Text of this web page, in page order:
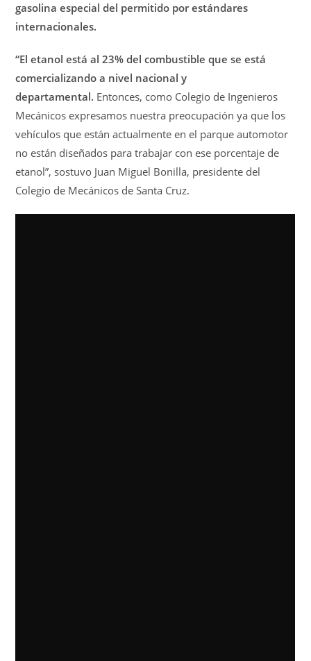
gasolina especial del permitido por estándares
internacionales.
“El etanol está al 23% del combustible que se está
comercializando a nivel nacional y
departamental. Entonces, como Colegio de Ingenieros
Mecánicos expresamos nuestra preocupación ya que los
vehículos que están actualmente en el parque automotor
no están diseñados para trabajar con ese porcentaje de
etanol”, sostuvo Juan Miguel Bonilla, presidente del
Colegio de Mecánicos de Santa Cruz.